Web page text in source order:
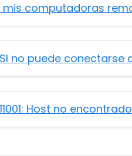
computadoras
no puede conectarse
Host no encontrado